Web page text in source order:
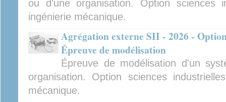
ou d'une organisation. Option sciences
ingénierie mécanique.
Agrégation externe SII - 2026 -
Épreuve de modélisation
Épreuve de modélisation d'un
organisation. Option sciences
mécanique.